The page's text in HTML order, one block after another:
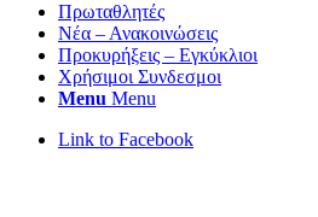
Πρωταθλητές
Νέα – Ανακοινώσεις
Προκυρήξεις – Εγκύκλιοι
Χρήσιμοι Συνδεσμοι
Menu Menu
Link to Facebook